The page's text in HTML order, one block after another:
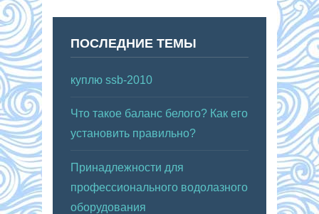
ПОСЛЕДНИЕ ТЕМЫ
куплю ssb-2010
Что такое баланс белого? Как его
установить правильно?
Принадлежности для
профессионального водолазного
оборудования